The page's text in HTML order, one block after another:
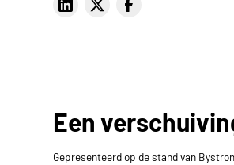
Een
Gepresenteerd op de stand van